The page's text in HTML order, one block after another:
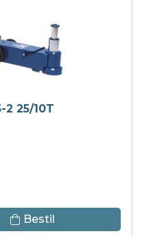
25/10T
Bestil